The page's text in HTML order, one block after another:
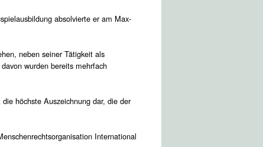
absolvierte er am Max-
neben seiner Tätigkeit als
wurden bereits mehrfach
höchste Auszeichnung dar, die der
International